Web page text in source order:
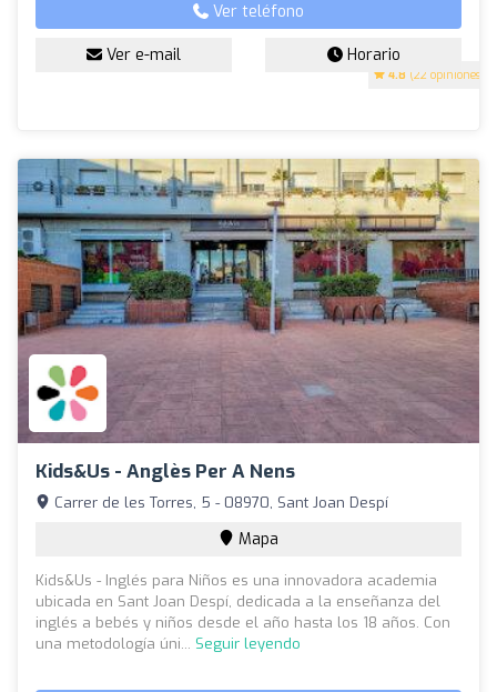
4.8 (22 opiniones)
Ver teléfono
Ver e-mail Horario
Kids&Us - Anglès Per A Nens
Carrer de les Torres, 5 - 08970, Sant Joan Despí
Mapa
Kids&Us - Inglés para Niños es una innovadora academia
ubicada en Sant Joan Despí, dedicada a la enseñanza del
inglés a bebés y niños desde el año hasta los 18 años. Con
una metodología úni... Seguir leyendo